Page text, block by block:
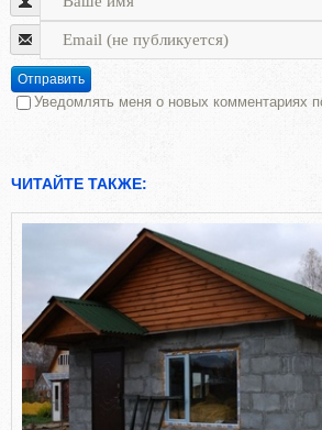
Отправить
Уведомлять меня о новых комментариях
ЧИТАЙТЕ ТАКЖЕ: